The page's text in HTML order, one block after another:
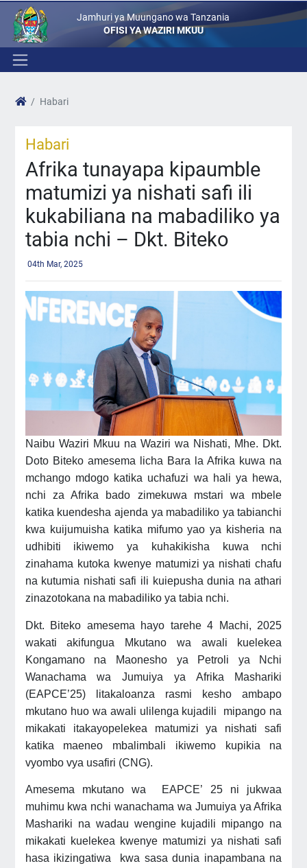
Jamhuri ya Muungano wa Tanzania
OFISI YA WAZIRI MKUU
Habari
Habari
Afrika tunayapa kipaumble
matumizi ya nishati safi ili
kukabiliana na mabadiliko ya
tabia nchi – Dkt. Biteko
04th Mar, 2025
Naibu Waziri Mkuu na Waziri wa Nishati, Mhe. Dkt.
Doto Biteko amesema licha Bara la Afrika kuwa na
mchango mdogo katika uchafuzi wa hali ya hewa,
nchi za Afrika bado zimekuwa mstari wa mbele
katika kuendesha ajenda ya mabadiliko ya tabianchi
kwa kuijumuisha katika mifumo yao ya kisheria na
udhibiti ikiwemo ya kuhakikisha kuwa nchi
zinahama kutoka kwenye matumizi ya nishati chafu
na kutumia nishati safi ili kuiepusha dunia na athari
zinazotokana na mabadiliko ya tabia nchi.
Dkt. Biteko amesema hayo tarehe 4 Machi, 2025
wakati akifungua Mkutano wa awali kuelekea
Kongamano na Maonesho ya Petroli ya Nchi
Wanachama wa Jumuiya ya Afrika Mashariki
(EAPCE’25) litakaloanza rasmi kesho ambapo
mkutano huo wa awali ulilenga kujadili mipango na
mikakati itakayopelekea matumizi ya nishati safi
katika maeneo mbalimbali ikiwemo kupikia na
vyombo vya usafiri (CNG).
Amesema mkutano wa EAPCE’ 25 ni jukwaa
muhimu kwa nchi wanachama wa Jumuiya ya Afrika
Mashariki na wadau wengine kujadili mipango na
mikakati kuelekea kwenye matumizi ya nishati safi
hasa ikizingatiwa kwa sasa dunia inapambana na